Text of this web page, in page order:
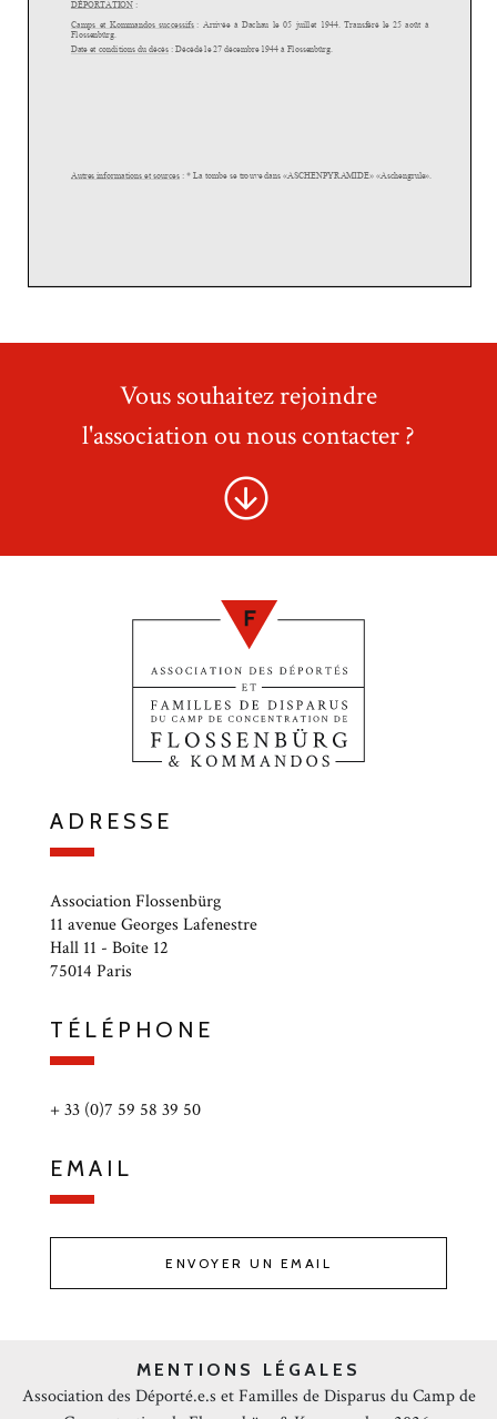
Vous souhaitez rejoindre
l'association ou nous contacter ?
ADRESSE
Association Flossenbürg
11 avenue Georges Lafenestre
Hall 11 - Boîte 12
75014 Paris
TÉLÉPHONE
+ 33 (0)7 59 58 39 50
EMAIL
ENVOYER UN EMAIL
MENTIONS LÉGALES
Association des Déporté.e.s et Familles de Disparus du Camp de